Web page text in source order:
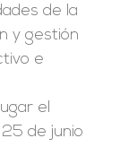
de la
y gestión
e
el
de junio